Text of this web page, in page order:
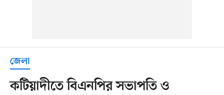
জেলা
কটিয়াদীতে বিএনপির সভাপতি ও